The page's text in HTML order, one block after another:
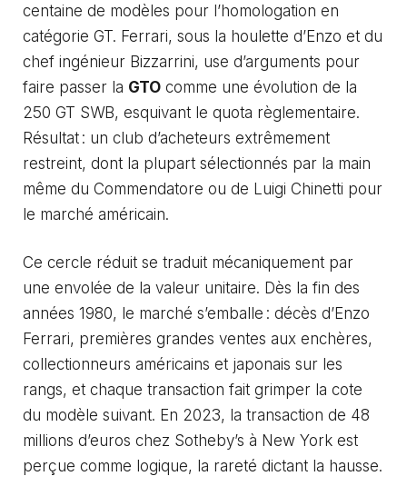
centaine de modèles pour l’homologation en
catégorie GT. Ferrari, sous la houlette d’Enzo et du
chef ingénieur Bizzarrini, use d’arguments pour
faire passer la GTO comme une évolution de la
250 GT SWB, esquivant le quota règlementaire.
Résultat : un club d’acheteurs extrêmement
restreint, dont la plupart sélectionnés par la main
même du Commendatore ou de Luigi Chinetti pour
le marché américain.
Ce cercle réduit se traduit mécaniquement par
une envolée de la valeur unitaire. Dès la fin des
années 1980, le marché s’emballe : décès d’Enzo
Ferrari, premières grandes ventes aux enchères,
collectionneurs américains et japonais sur les
rangs, et chaque transaction fait grimper la cote
du modèle suivant. En 2023, la transaction de 48
millions d’euros chez Sotheby’s à New York est
perçue comme logique, la rareté dictant la hausse.